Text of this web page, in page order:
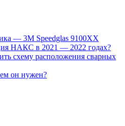
— 3М Speedglas 9100XX
НАКС в 2021 — 2022 годах?
схему расположения сварных
он нужен?